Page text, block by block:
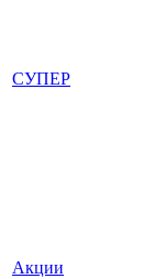
СУПЕР
Акции